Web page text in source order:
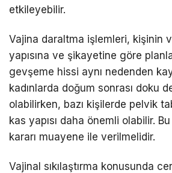
etkileyebilir.
Vajina daraltma işlemleri, kişinin
yapısına ve şikayetine göre
gevşeme hissi aynı nedenden
kadınlarda doğum sonrası doku
olabilirken, bazı kişilerde pelvik
kas yapısı daha önemli olabilir.
kararı muayene ile verilmelidir.
Vajinal sıkılaştırma konusunda